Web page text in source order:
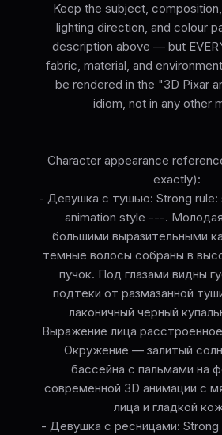
Keep the subject,
lighting direction, and colour
description above — but
fabric, material, and
be rendered in the "3D Pixar
idiom, not in any other
Character appearance
exactly):
- Девушка с тушью: Strong
animation style ---.
большими выразительными
темные волосы собраны в
пучок. Под глазами видны
подтеки от размазанной
лаконичный черный
Выражение лица
Окружение — залитый
бассейна с пальмами на
современной 3D анимации с
лица и гладкой
- Девушка с ресницами: